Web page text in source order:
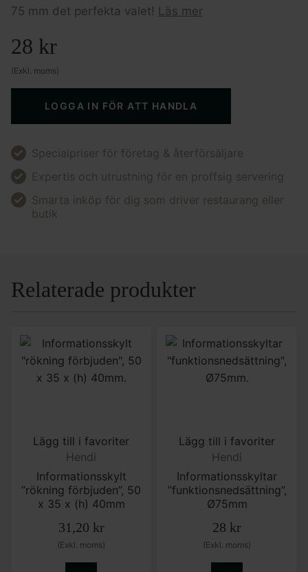
75 mm det perfekta valet! Läs mer
28 kr
(Exkl. moms)
LOGGA IN FÖR ATT HANDLA
Specialpriser för företag & återförsäljare
Expertis och utrustning för en proffsig servering
Smarta inköp för dig som driver restaurang eller
butik
Relaterade produkter
Lägg till i favoriter
Hendi
Informationsskylt
”rökning förbjuden”, 50
x 35 x (h) 40mm
31,20 kr
(Exkl. moms)
Lägg till i favoriter
Hendi
Informationsskyltar
”funktionsnedsättning”,
Ø75mm
28 kr
(Exkl. moms)